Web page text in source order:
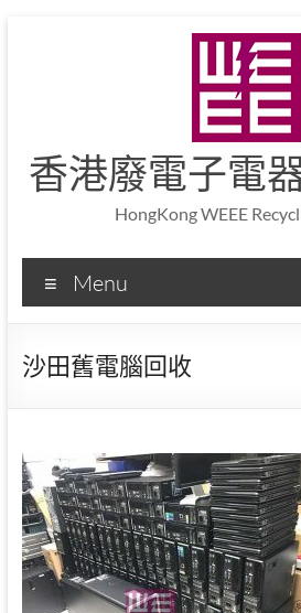
香港廢電子電
HongKong WEEE
Menu
沙田舊電腦回收